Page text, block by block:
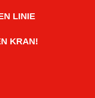
LINIE
KRAN!